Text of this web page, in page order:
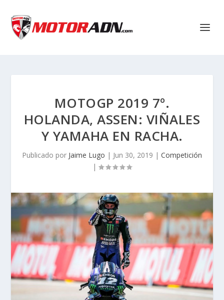
MOTOGP 2019 7º.
HOLANDA, ASSEN: VIÑALES
Y YAMAHA EN RACHA.
Publicado por Jaime Lugo | Jun 30, 2019 | Competición
|